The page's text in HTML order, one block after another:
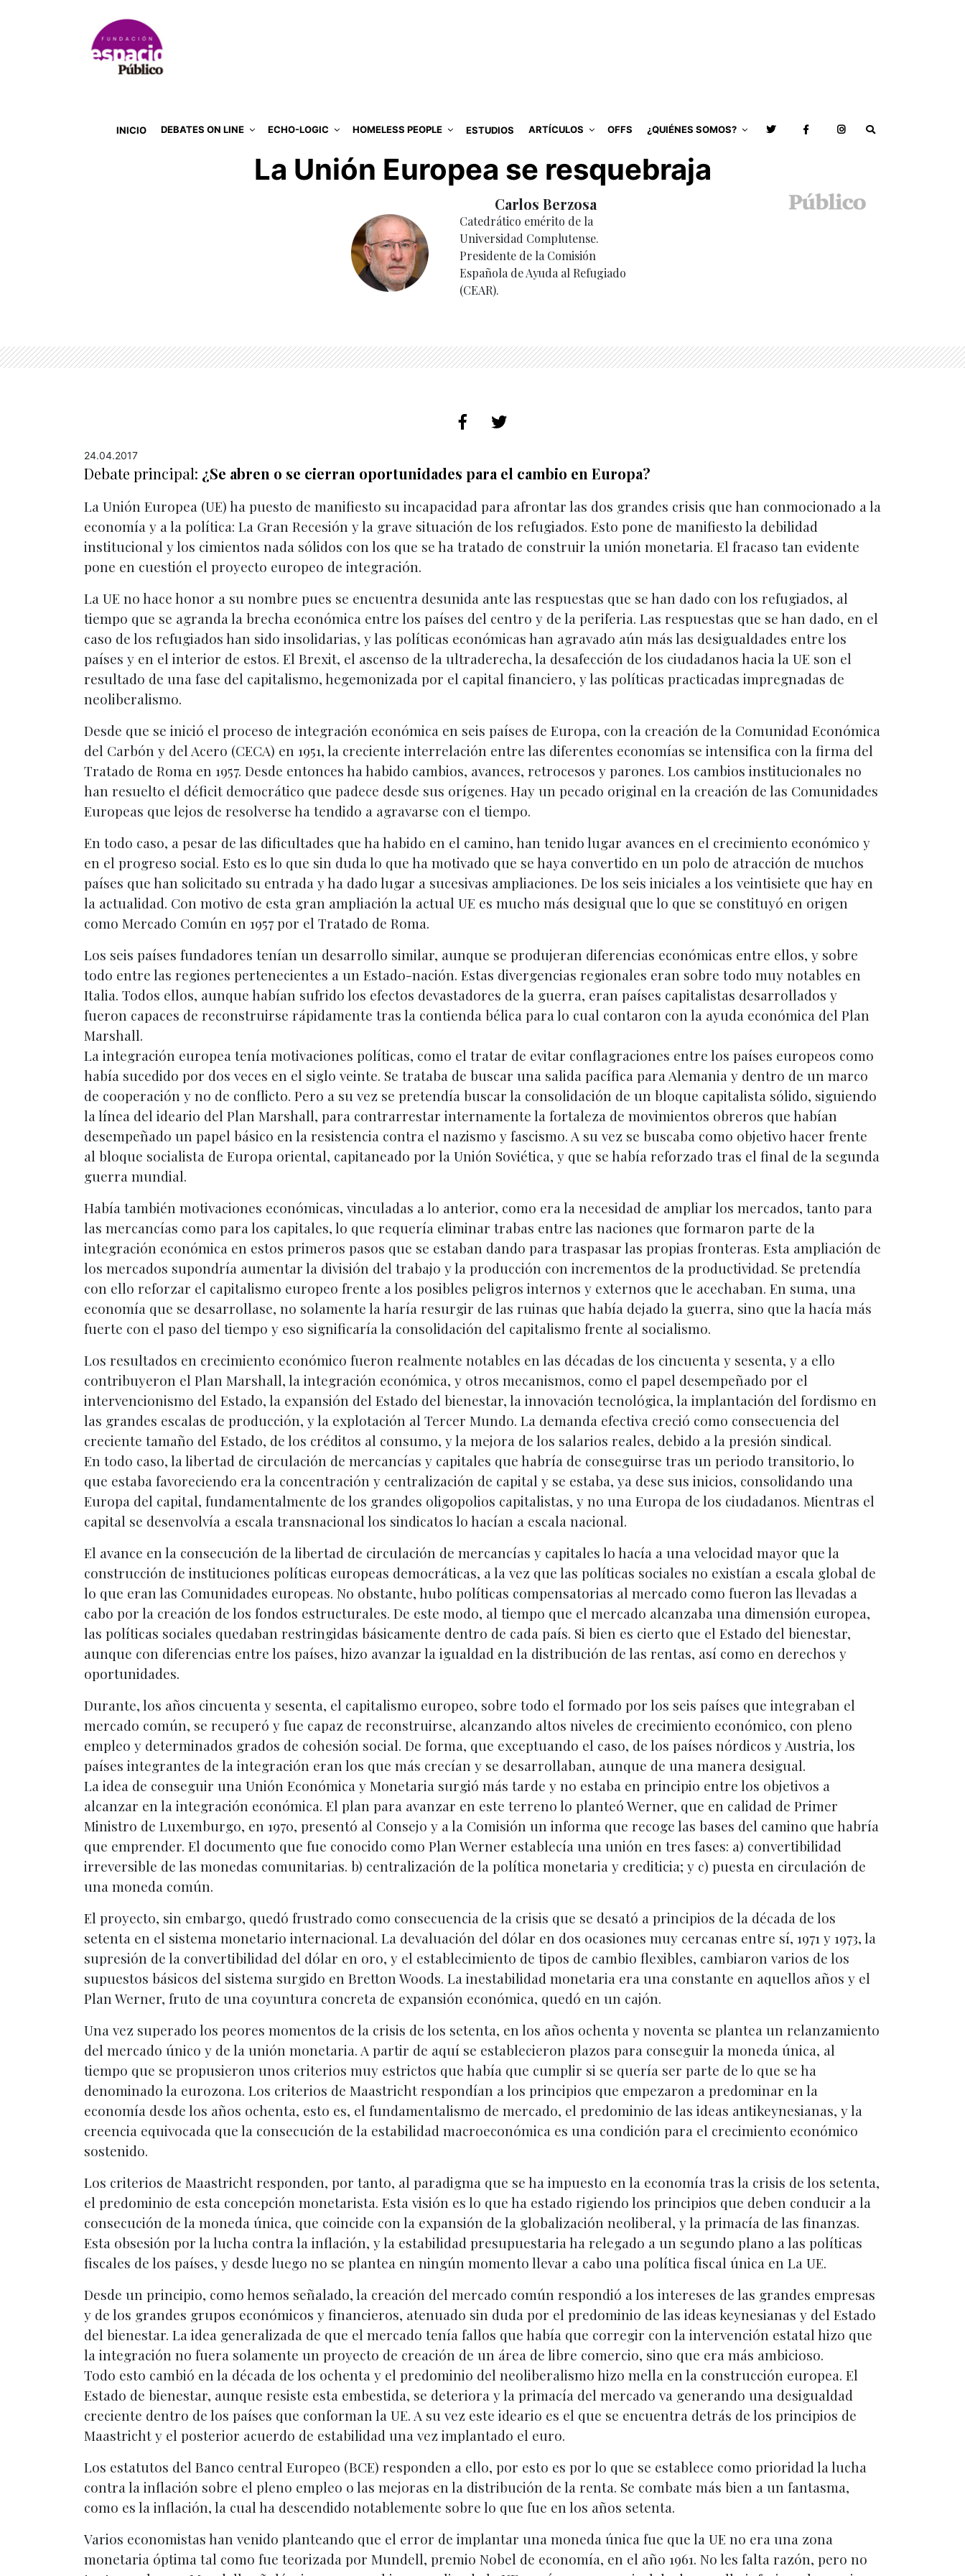
INICIO DEBATES ON LINE ECHO-LOGIC HOMELESS PEOPLE ESTUDIOS ARTÍCULOS OFFS ¿QUIÉNES SOMOS?
La Unión Europea se resquebraja
Carlos Berzosa
Catedrático emérito de la
Universidad Complutense.
Presidente de la Comisión
Española de Ayuda al Refugiado
(CEAR).
24.04.2017
Debate principal: ¿Se abren o se cierran oportunidades para el cambio en Europa?
La Unión Europea (UE) ha puesto de manifiesto su incapacidad para afrontar las dos grandes crisis que han conmocionado a la
economía y a la política: La Gran Recesión y la grave situación de los refugiados. Esto pone de manifiesto la debilidad
institucional y los cimientos nada sólidos con los que se ha tratado de construir la unión monetaria. El fracaso tan evidente
pone en cuestión el proyecto europeo de integración.
La UE no hace honor a su nombre pues se encuentra desunida ante las respuestas que se han dado con los refugiados, al
tiempo que se agranda la brecha económica entre los países del centro y de la periferia. Las respuestas que se han dado, en el
caso de los refugiados han sido insolidarias, y las políticas económicas han agravado aún más las desigualdades entre los
países y en el interior de estos. El Brexit, el ascenso de la ultraderecha, la desafección de los ciudadanos hacia la UE son el
resultado de una fase del capitalismo, hegemonizada por el capital financiero, y las políticas practicadas impregnadas de
neoliberalismo.
Desde que se inició el proceso de integración económica en seis países de Europa, con la creación de la Comunidad Económica
del Carbón y del Acero (CECA) en 1951, la creciente interrelación entre las diferentes economías se intensifica con la firma del
Tratado de Roma en 1957. Desde entonces ha habido cambios, avances, retrocesos y parones. Los cambios institucionales no
han resuelto el déficit democrático que padece desde sus orígenes. Hay un pecado original en la creación de las Comunidades
Europeas que lejos de resolverse ha tendido a agravarse con el tiempo.
En todo caso, a pesar de las dificultades que ha habido en el camino, han tenido lugar avances en el crecimiento económico y
en el progreso social. Esto es lo que sin duda lo que ha motivado que se haya convertido en un polo de atracción de muchos
países que han solicitado su entrada y ha dado lugar a sucesivas ampliaciones. De los seis iniciales a los veintisiete que hay en
la actualidad. Con motivo de esta gran ampliación la actual UE es mucho más desigual que lo que se constituyó en origen
como Mercado Común en 1957 por el Tratado de Roma.
Los seis países fundadores tenían un desarrollo similar, aunque se produjeran diferencias económicas entre ellos, y sobre
todo entre las regiones pertenecientes a un Estado-nación. Estas divergencias regionales eran sobre todo muy notables en
Italia. Todos ellos, aunque habían sufrido los efectos devastadores de la guerra, eran países capitalistas desarrollados y
fueron capaces de reconstruirse rápidamente tras la contienda bélica para lo cual contaron con la ayuda económica del Plan
Marshall.
La integración europea tenía motivaciones políticas, como el tratar de evitar conflagraciones entre los países europeos como
había sucedido por dos veces en el siglo veinte. Se trataba de buscar una salida pacífica para Alemania y dentro de un marco
de cooperación y no de conflicto. Pero a su vez se pretendía buscar la consolidación de un bloque capitalista sólido, siguiendo
la línea del ideario del Plan Marshall, para contrarrestar internamente la fortaleza de movimientos obreros que habían
desempeñado un papel básico en la resistencia contra el nazismo y fascismo. A su vez se buscaba como objetivo hacer frente
al bloque socialista de Europa oriental, capitaneado por la Unión Soviética, y que se había reforzado tras el final de la segunda
guerra mundial.
Había también motivaciones económicas, vinculadas a lo anterior, como era la necesidad de ampliar los mercados, tanto para
las mercancías como para los capitales, lo que requería eliminar trabas entre las naciones que formaron parte de la
integración económica en estos primeros pasos que se estaban dando para traspasar las propias fronteras. Esta ampliación de
los mercados supondría aumentar la división del trabajo y la producción con incrementos de la productividad. Se pretendía
con ello reforzar el capitalismo europeo frente a los posibles peligros internos y externos que le acechaban. En suma, una
economía que se desarrollase, no solamente la haría resurgir de las ruinas que había dejado la guerra, sino que la hacía más
fuerte con el paso del tiempo y eso significaría la consolidación del capitalismo frente al socialismo.
Los resultados en crecimiento económico fueron realmente notables en las décadas de los cincuenta y sesenta, y a ello
contribuyeron el Plan Marshall, la integración económica, y otros mecanismos, como el papel desempeñado por el
intervencionismo del Estado, la expansión del Estado del bienestar, la innovación tecnológica, la implantación del fordismo en
las grandes escalas de producción, y la explotación al Tercer Mundo. La demanda efectiva creció como consecuencia del
creciente tamaño del Estado, de los créditos al consumo, y la mejora de los salarios reales, debido a la presión sindical.
En todo caso, la libertad de circulación de mercancías y capitales que habría de conseguirse tras un periodo transitorio, lo
que estaba favoreciendo era la concentración y centralización de capital y se estaba, ya dese sus inicios, consolidando una
Europa del capital, fundamentalmente de los grandes oligopolios capitalistas, y no una Europa de los ciudadanos. Mientras el
capital se desenvolvía a escala transnacional los sindicatos lo hacían a escala nacional.
El avance en la consecución de la libertad de circulación de mercancías y capitales lo hacía a una velocidad mayor que la
construcción de instituciones políticas europeas democráticas, a la vez que las políticas sociales no existían a escala global de
lo que eran las Comunidades europeas. No obstante, hubo políticas compensatorias al mercado como fueron las llevadas a
cabo por la creación de los fondos estructurales. De este modo, al tiempo que el mercado alcanzaba una dimensión europea,
las políticas sociales quedaban restringidas básicamente dentro de cada país. Si bien es cierto que el Estado del bienestar,
aunque con diferencias entre los países, hizo avanzar la igualdad en la distribución de las rentas, así como en derechos y
oportunidades.
Durante, los años cincuenta y sesenta, el capitalismo europeo, sobre todo el formado por los seis países que integraban el
mercado común, se recuperó y fue capaz de reconstruirse, alcanzando altos niveles de crecimiento económico, con pleno
empleo y determinados grados de cohesión social. De forma, que exceptuando el caso, de los países nórdicos y Austria, los
países integrantes de la integración eran los que más crecían y se desarrollaban, aunque de una manera desigual.
La idea de conseguir una Unión Económica y Monetaria surgió más tarde y no estaba en principio entre los objetivos a
alcanzar en la integración económica. El plan para avanzar en este terreno lo planteó Werner, que en calidad de Primer
Ministro de Luxemburgo, en 1970, presentó al Consejo y a la Comisión un informa que recoge las bases del camino que habría
que emprender. El documento que fue conocido como Plan Werner establecía una unión en tres fases: a) convertibilidad
irreversible de las monedas comunitarias. b) centralización de la política monetaria y crediticia; y c) puesta en circulación de
una moneda común.
El proyecto, sin embargo, quedó frustrado como consecuencia de la crisis que se desató a principios de la década de los
setenta en el sistema monetario internacional. La devaluación del dólar en dos ocasiones muy cercanas entre sí, 1971 y 1973, la
supresión de la convertibilidad del dólar en oro, y el establecimiento de tipos de cambio flexibles, cambiaron varios de los
supuestos básicos del sistema surgido en Bretton Woods. La inestabilidad monetaria era una constante en aquellos años y el
Plan Werner, fruto de una coyuntura concreta de expansión económica, quedó en un cajón.
Una vez superado los peores momentos de la crisis de los setenta, en los años ochenta y noventa se plantea un relanzamiento
del mercado único y de la unión monetaria. A partir de aquí se establecieron plazos para conseguir la moneda única, al
tiempo que se propusieron unos criterios muy estrictos que había que cumplir si se quería ser parte de lo que se ha
denominado la eurozona. Los criterios de Maastricht respondían a los principios que empezaron a predominar en la
economía desde los años ochenta, esto es, el fundamentalismo de mercado, el predominio de las ideas antikeynesianas, y la
creencia equivocada que la consecución de la estabilidad macroeconómica es una condición para el crecimiento económico
sostenido.
Los criterios de Maastricht responden, por tanto, al paradigma que se ha impuesto en la economía tras la crisis de los setenta,
el predominio de esta concepción monetarista. Esta visión es lo que ha estado rigiendo los principios que deben conducir a la
consecución de la moneda única, que coincide con la expansión de la globalización neoliberal, y la primacía de las finanzas.
Esta obsesión por la lucha contra la inflación, y la estabilidad presupuestaria ha relegado a un segundo plano a las políticas
fiscales de los países, y desde luego no se plantea en ningún momento llevar a cabo una política fiscal única en La UE.
Desde un principio, como hemos señalado, la creación del mercado común respondió a los intereses de las grandes empresas
y de los grandes grupos económicos y financieros, atenuado sin duda por el predominio de las ideas keynesianas y del Estado
del bienestar. La idea generalizada de que el mercado tenía fallos que había que corregir con la intervención estatal hizo que
la integración no fuera solamente un proyecto de creación de un área de libre comercio, sino que era más ambicioso.
Todo esto cambió en la década de los ochenta y el predominio del neoliberalismo hizo mella en la construcción europea. El
Estado de bienestar, aunque resiste esta embestida, se deteriora y la primacía del mercado va generando una desigualdad
creciente dentro de los países que conforman la UE. A su vez este ideario es el que se encuentra detrás de los principios de
Maastricht y el posterior acuerdo de estabilidad una vez implantado el euro.
Los estatutos del Banco central Europeo (BCE) responden a ello, por esto es por lo que se establece como prioridad la lucha
contra la inflación sobre el pleno empleo o las mejoras en la distribución de la renta. Se combate más bien a un fantasma,
como es la inflación, la cual ha descendido notablemente sobre lo que fue en los años setenta.
Varios economistas han venido planteando que el error de implantar una moneda única fue que la UE no era una zona
monetaria óptima tal como fue teorizada por Mundell, premio Nobel de economía, en el año 1961. No les falta razón, pero no